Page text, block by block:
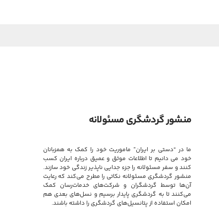
منشور گردشگری مسئولانه
ما در “دستی بر ایران” ماموریت خود را کمک به همزبانان
خود می دانیم تا اطلاعات موثق و عمیق درباره ایران کسب
کنند و سفر مسئولانه را جزء جدایی ناپذیر زندگی خود سازند.
منشور گردشگری مسئولانه نکاتی را مطرح می‌کند که رعایت
آن‌ها توسط گردشگران و شرکت‌های خدمات‌رسان کمک
می‌کنند تا به گردشگری پایدار برسیم و نسل‌های بعدی هم
امکان استفاده از پتانسیل‌های گردشگری را داشته باشند.